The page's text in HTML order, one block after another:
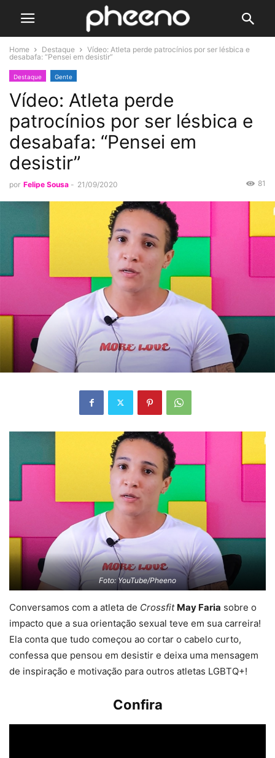
Home Destaque
Vídeo: Atleta perde patrocínios por ser lésbica e
desabafa: “Pensei em desistir”
Destaque Gente
Vídeo: Atleta perde
patrocínios por ser lésbica e
desabafa: “Pensei em
desistir”
por Felipe Sousa - 21/09/2020 81
Foto: YouTube/Pheeno
Conversamos com a atleta de Crossfit May Faria sobre o
impacto que a sua orientação sexual teve em sua carreira!
Ela conta que tudo começou ao cortar o cabelo curto,
confessa que pensou em desistir e deixa uma mensagem
de inspiração e motivação para outros atletas LGBTQ+!
Confira